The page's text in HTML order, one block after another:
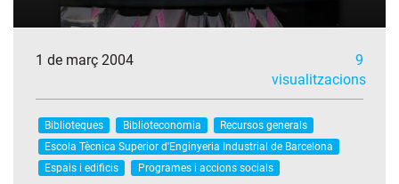
1 de març 2004
9
visualitzacions
Biblioteques Biblioteconomia
Recursos generals
Escola Tècnica Superior d'Enginyeria Industrial de Barcelona
Espais i edificis
Programes i accions socials